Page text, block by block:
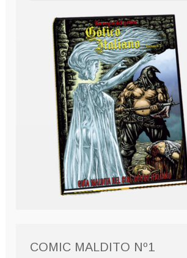
COMIC MALDITO Nº1